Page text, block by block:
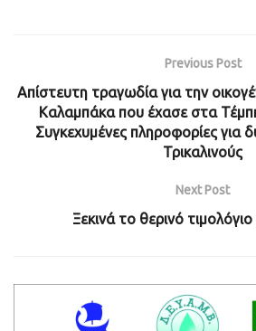
Previous Post
Απίστευτη τραγωδία για την
Καλαμπάκα που έχασε στα
Συγκεχυμένες πληροφορίες για
Τρικαλινούς
Next Post
Ξεκινά το θερινό